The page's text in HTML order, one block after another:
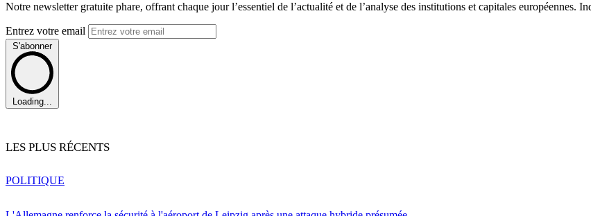
Notre newsletter gratuite phare, offrant chaque jour l’essentiel de l’actualité et de l’analyse des institutions et capitales européennes.
Entrez votre email
S'abonner
Loading...
LES PLUS RÉCENTS
POLITIQUE